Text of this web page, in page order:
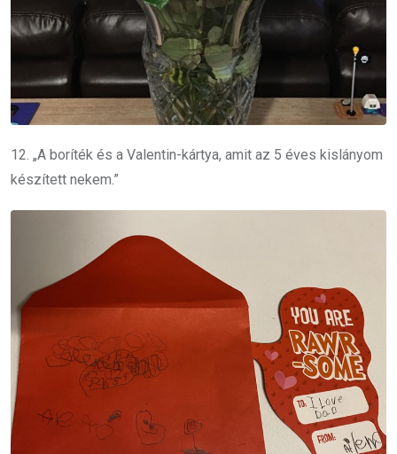
12. „A boríték és a Valentin-kártya, amit az 5 éves kislányom
készített nekem.”